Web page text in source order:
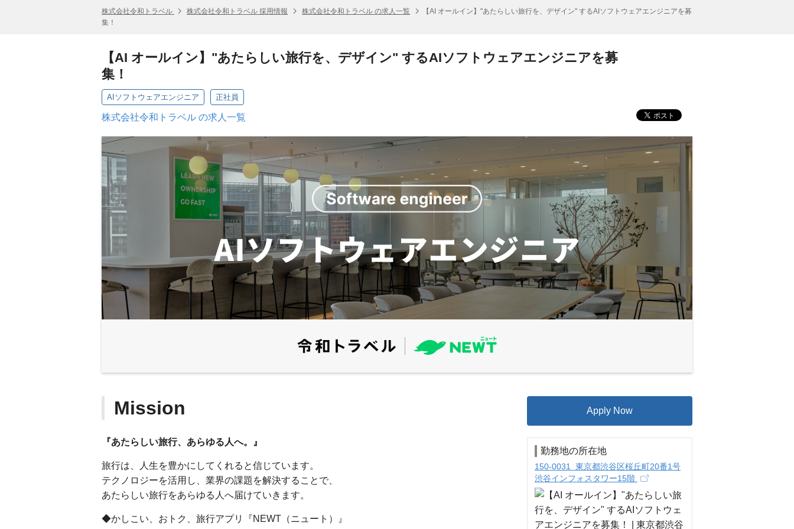
株式会社令和トラベル 株式会社令和トラベル 採用情報 株式会社令和トラベル の求人一覧
【AI オールイン】"あたらしい旅行を、デザイン" するAIソフトウェアエンジニアを募
集！
【AI オールイン】"あたらしい旅行を、デザイン" するAIソフトウェアエンジニアを募
集！
AIソフトウェアエンジニア 正社員
株式会社令和トラベル の求人一覧
Mission
『あたらしい旅行、あらゆる人へ。』
旅行は、人生を豊かにしてくれると信じています。
テクノロジーを活用し、業界の課題を解決することで、
あたらしい旅行をあらゆる人へ届けていきます。
◆かしこい、おトク、旅行アプリ『NEWT（ニュート）』
Apply Now
勤務地の所在地
150-0031 東京都渋谷区桜丘町20番1号
渋谷インフォスタワー15階